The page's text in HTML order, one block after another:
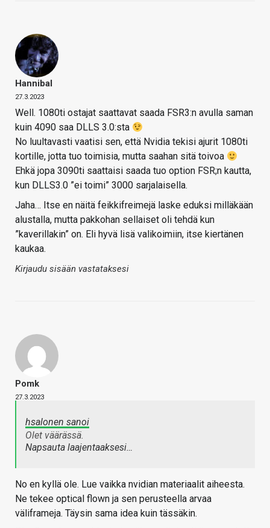
Hannibal
27.3.2023
Well. 1080ti ostajat saattavat saada FSR3:n avulla saman
kuin 4090 saa DLLS 3.0:sta
No luultavasti vaatisi sen, että Nvidia tekisi ajurit 1080ti
kortille, jotta tuo toimisia, mutta saahan sitä toivoa
Ehkä jopa 3090ti saattaisi saada tuo option FSR;n kautta,
kun DLLS3.0 ”ei toimi” 3000 sarjalaisella.
Jaha… Itse en näitä feikkifreimejä laske eduksi milläkään
alustalla, mutta pakkohan sellaiset oli tehdä kun
”kaverillakin” on. Eli hyvä lisä valikoimiin, itse kiertänen
kaukaa.
Kirjaudu sisään vastataksesi
Pomk
27.3.2023
hsalonen sanoi
Olet väärässä.
Napsauta laajentaaksesi…
No en kyllä ole. Lue vaikka nvidian materiaalit aiheesta.
Ne tekee optical flown ja sen perusteella arvaa
väliframeja. Täysin sama idea kuin tässäkin.